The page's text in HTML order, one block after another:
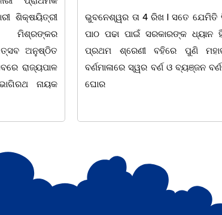
ପିଲାଙ୍କ
ହିଁ ନାହିଁ l
ମହାତ୍ରୁଟି l
ବର୍ଣକୁ ନେଇ
ଅଧିକାରୀ ମାନେ ଏବେ ଦାୟିତ୍ଵବାନ
ବିଭିନ୍ନ ଘଟଣାର ତତକ୍ଷଣାତ୍ ଅଭିଯୋଗ
ମାତ୍ରେ ତଦନ୍ତ ଆରମ୍ଭ କରୁଛି ପୁଲିସ ।
ଉଦାହରଣ ଦେଖିବାକୁ ମିଳିଛି ଧଉଳି
୦୪.୦୮.୨୦୨୬